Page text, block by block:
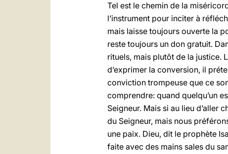
Tel est le chemin de la
l’instrument pour inciter à
mais laisse toujours ouverte la
reste toujours un don gratuit.
rituels, mais plutôt de la justice.
d’exprimer la conversion, il
conviction trompeuse que ce
comprendre: quand quelqu’un
Seigneur. Mais si au lieu d’aller
du Seigneur, mais nous
une paix. Dieu, dit le prophète
faite avec des mains sales du